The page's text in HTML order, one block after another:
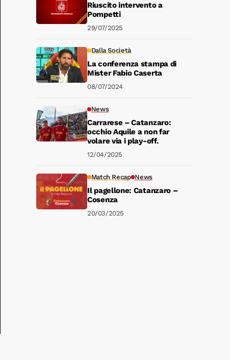
Riuscito intervento a
Pompetti
29/07/2025
Dalla Società
La conferenza stampa di
Mister Fabio Caserta
08/07/2024
News
Carrarese – Catanzaro:
occhio Aquile a non far
volare via i play-off.
12/04/2025
Match Recap News
Il pagellone: Catanzaro –
Cosenza
20/03/2025